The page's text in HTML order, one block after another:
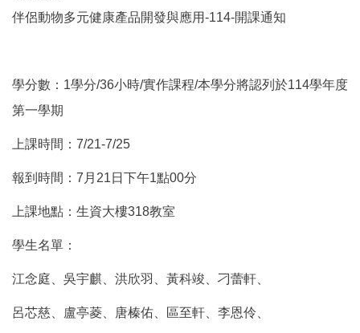
伴侶動物多元健康產品開發與應用-114-開課通知
學分數：1學分/36小時/實作課程/本學分將認列於114學年度
第一學期
上課時間：7/21-7/25
報到時間：7月21日下午1點00分
上課地點：生資大樓318教室
學生名單：
江念庭、吳宇麒、洪欣羽、黃科竣、刁蕾軒、
呂芯慈、盧亭菱、唐榛佑、區至軒、李恩伶、